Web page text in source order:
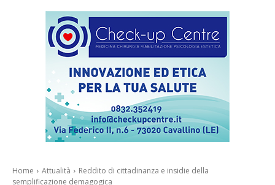
Home Attualità
Reddito di cittadinanza e insidie della
semplificazione demagogica